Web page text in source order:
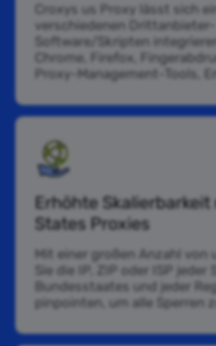
Croxys us Proxy lässt sich
verschiedenen Drittanbieter-
Software/Skripten
Chrome, Firefox,
Proxy-Management-Tools,
Erhöhte
States Proxies
Mit einer großen Anzahl von
Sie die IP, ZIP oder ISP jeder
Bundesstaates und jeder
pinpointen, um alle Sperren